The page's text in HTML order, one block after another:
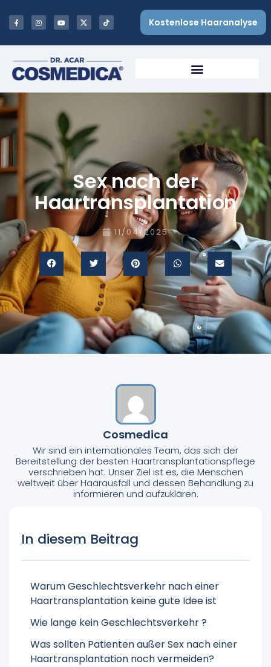
Kostenlose Haaranalyse
Sex nach der
Haartransplantation
11/04/2025
Cosmedica
Wir sind ein internationales Team, das sich der
Bereitstellung der besten Haartransplantationspflege
verschrieben hat. Unser Ziel ist es, die Menschen
weltweit über Haarausfall und dessen Behandlung zu
informieren und aufzuklären.
In diesem Beitrag
Warum Geschlechtsverkehr nach einer
Haartransplantation keine gute Idee ist
Wie lange kein Geschlechtsverkehr ?
Was sollten Patienten außer Sex nach einer
Haartransplantation noch vermeiden?